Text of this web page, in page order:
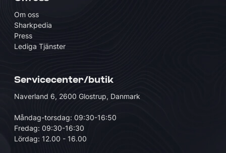
Om oss
Sharkpedia
Press
Lediga Tjänster
Servicecenter/butik
Naverland 6, 2600 Glostrup, Danmark
Måndag-torsdag: 09:30-16:50
Fredag: 09:30-16:30
Lördag: 12.00 - 16.00